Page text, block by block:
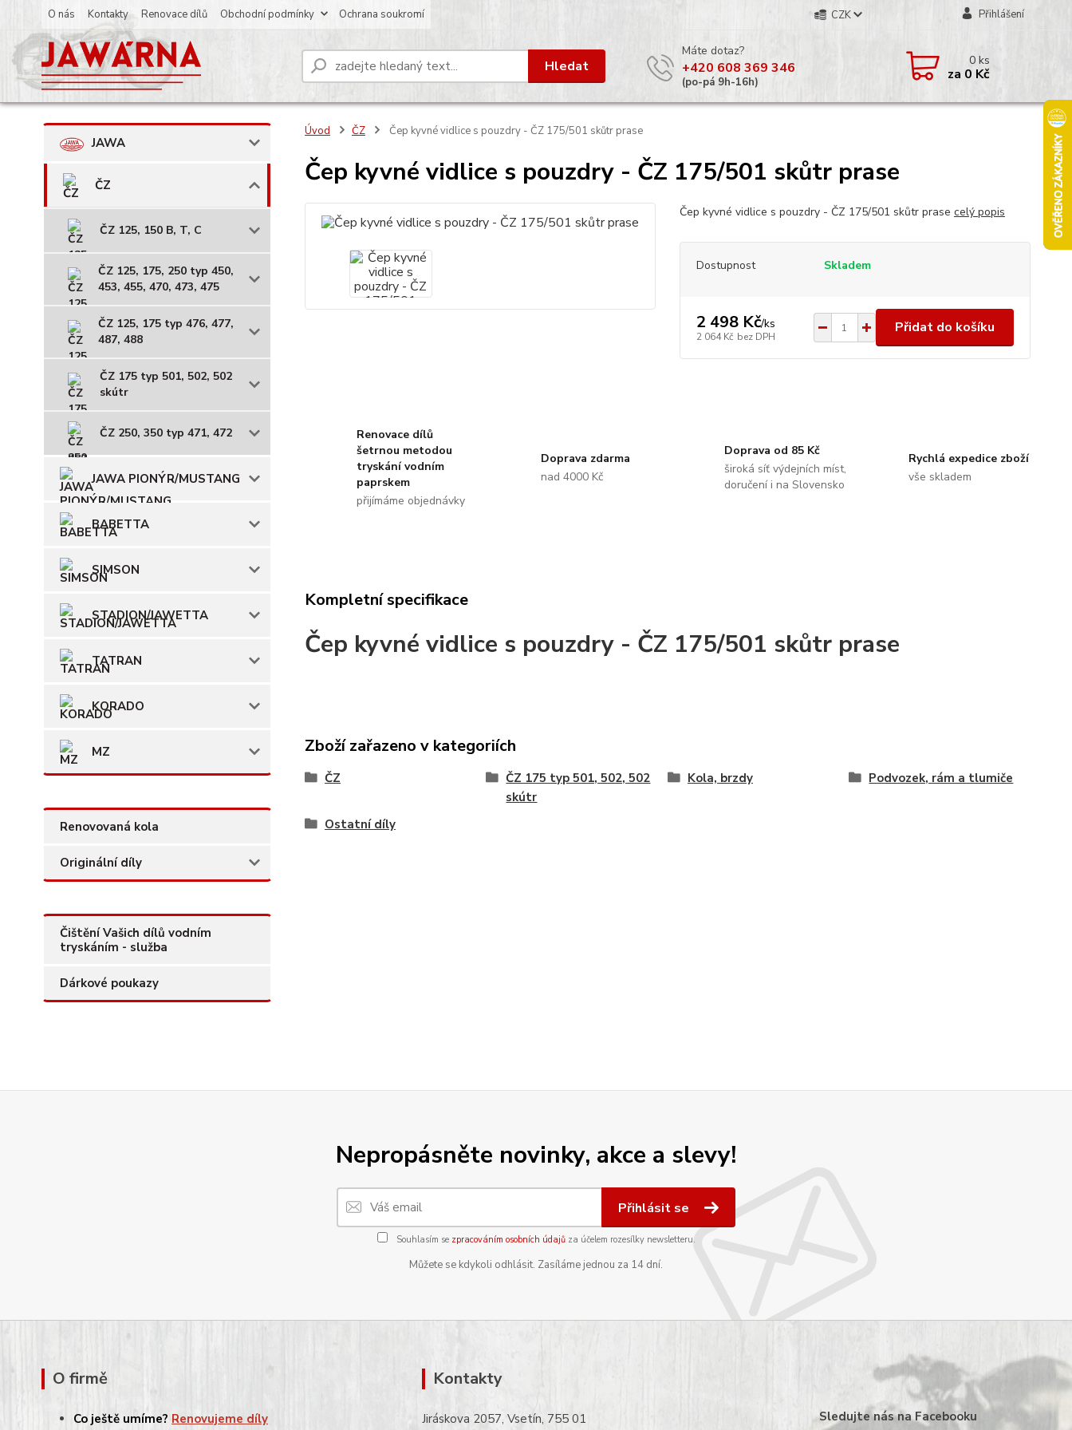
O nás Kontakty Renovace dílů Obchodní podmínky Ochrana soukromí CZK Přihlášení
Hledat
Máte dotaz?
+420 608 369 346
(po-pá 9h-16h)
0ks
za 0 Kč
JAWA
ČZ
ČZ 125, 150 B, T, C
ČZ 125, 175, 250 typ 450,
453, 455, 470, 473, 475
ČZ 125, 175 typ 476, 477,
487, 488
ČZ 175 typ 501, 502, 502
skútr
ČZ 250, 350 typ 471, 472
JAWA PIONÝR/MUSTANG
BABETTA
SIMSON
STADION/JAWETTA
TATRAN
KORADO
MZ
Renovovaná kola
Originální díly
Čištění Vašich dílů vodním
tryskáním - služba
Dárkové poukazy
Úvod ČZ Čep kyvné vidlice s pouzdry - ČZ 175/501 skůtr prase
Čep kyvné vidlice s pouzdry - ČZ 175/501 skůtr prase
Čep kyvné vidlice s pouzdry - ČZ 175/501 skůtr prase celý popis
Dostupnost Skladem
2 498 Kč/ks
2 064 Kč bez DPH
Přidat do košíku
Renovace dílů
šetrnou metodou
tryskání vodním
paprskem
přijímáme objednávky
Doprava zdarma
nad 4000 Kč
Doprava od 85 Kč
široká síť výdejních míst,
doručení i na Slovensko
Rychlá expedice zboží
vše skladem
Kompletní specifikace
Čep kyvné vidlice s pouzdry - ČZ 175/501 skůtr prase
Zboží zařazeno v kategoriích
ČZ
ČZ 175 typ 501, 502, 502
skútr
Kola, brzdy Podvozek, rám a tlumiče
Ostatní díly
Nepropásněte novinky, akce a slevy!
Přihlásit se
Souhlasím se zpracováním osobních údajůza účelem rozesílky newsletteru.
Můžete se kdykoli odhlásit. Zasíláme jednou za 14 dní.
O firmě
Co ještě umíme? Renovujeme díly
Kontakty
Jiráskova 2057, Vsetín, 755 01 Sledujte nás na Facebooku